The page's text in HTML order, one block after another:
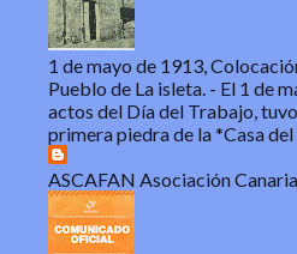
1 de mayo de 1913,
Pueblo de La isleta. - El 1 de
actos del Día del Trabajo,
primera piedra de la *Casa del
ASCAFAN Asociación